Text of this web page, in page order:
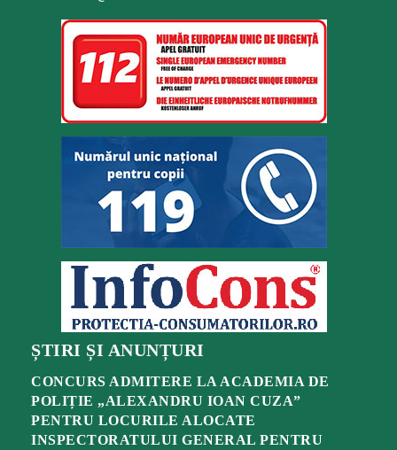
ȘTIRI ȘI ANUNȚURI
CONCURS ADMITERE LA ACADEMIA DE
POLIȚIE „ALEXANDRU IOAN CUZA”
PENTRU LOCURILE ALOCATE
INSPECTORATULUI GENERAL PENTRU